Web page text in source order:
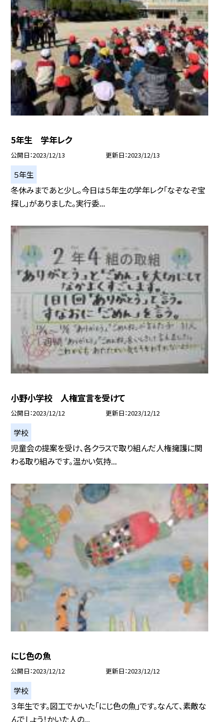
5年生 学年レク
公開日 2023/12/13 更新日 2023/12/13
５年生
冬休みまであと少し。今日は５年生の学年レク「なぞなぞ宝
探し」がありました。実行委...
小野小学校 人権宣言を受けて
公開日 2023/12/12 更新日 2023/12/12
学校
児童会の提案を受け、各クラスで取り組んだ人権擁護に関
わる取り組みです。温かい気持...
にじ色の魚
公開日 2023/12/12 更新日 2023/12/12
学校
３年生です。図工でかいた「にじ色の魚」です。なんて、素敵な
んでしょう！かいた人の...